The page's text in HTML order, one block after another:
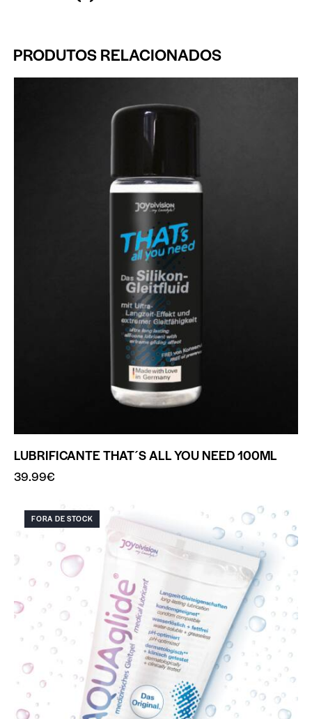
PRODUTOS RELACIONADOS
LUBRIFICANTE THAT´S ALL YOU NEED 100ML
39.99€
FORA DE STOCK